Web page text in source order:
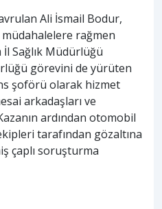
Ali İsmail Bodur,
rağmen
Sağlık Müdürlüğü
görevini de yürüten
şoförü olarak hizmet
arkadaşları ve
ardından otomobil
tarafından gözaltına
çaplı soruşturma